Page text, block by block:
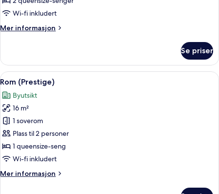
etasjeWi-fi inkludert
Mer informasjon
Mer
1.
etasje
Se priser
Åpne
alle
bildene
av
Rom
(Prestige)
Rom (Prestige) | Safe på rommet,
15
Rom (Prestige)
Byutsikt
16 m²
1 soverom
Plass til 2 personer
1 queensize-seng
Wi-fi inkludert
Mer informasjon
Mer